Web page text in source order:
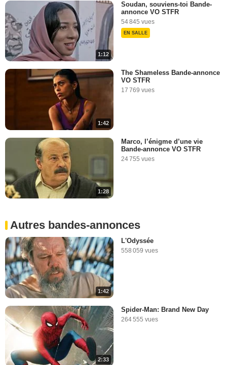
1:12
Soudan, souviens-toi Bande-
annonce VO STFR
54 845 vues
EN SALLE
1:42
The Shameless Bande-annonce
VO STFR
17 769 vues
1:28
Marco, l’énigme d’une vie
Bande-annonce VO STFR
24 755 vues
Autres bandes-annonces
1:42
L'Odyssée
558 059 vues
2:33
Spider-Man: Brand New Day
264 555 vues